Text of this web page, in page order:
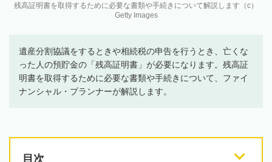
残高証明書を取得するために必要な書類や手続きについて解説します（c）
Getty Images
遺産分割協議をするときや相続税の申告を行うとき、亡くな
った人の預貯金の「残高証明書」が必要になります。残高証
明書を取得するために必要な書類や手続きについて、ファイ
ナンシャル・プランナーが解説します。
目次